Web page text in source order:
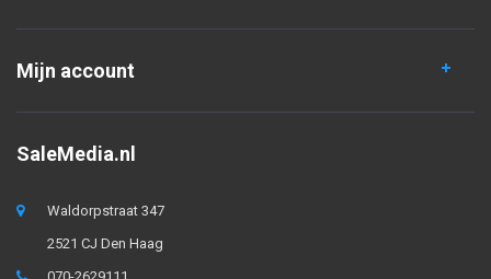
Mijn account
SaleMedia.nl
Waldorpstraat 347
2521 CJ Den Haag